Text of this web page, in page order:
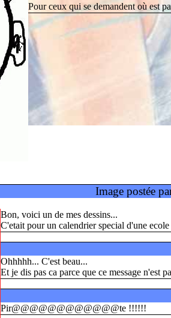
Pour ceux qui se demandent où est
Image postée
Bon, voici un de mes dessins...
C'etait pour un calendrier special d'une
Ohhhhh... C'est beau...
Et je dis pas ca parce que ce message n'est
Pir@@@@@@@@@@@@te !!!!!!